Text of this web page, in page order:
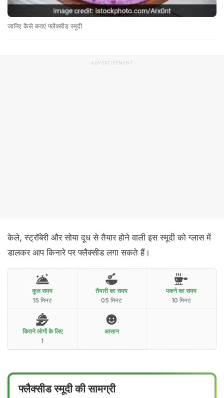
जानिए कैसे बनाएं फ्लैक्सीड स्मूदी
ADVERTISEMENT
केले, स्ट्रॉबेरी और सोया दूध से तैयार होने वाली इस स्मूदी को ग्लास में
डालकर आप किनारे पर फ्लैक्सीड लगा सकते हैं।
कुल समय
15 मिनट
तैयारी का समय
05 मिनट
पकने का समय
10 मिनट
कितने लोगों के लिए
1
आसान
फ्लैक्सीड स्मूदी की सामग्री